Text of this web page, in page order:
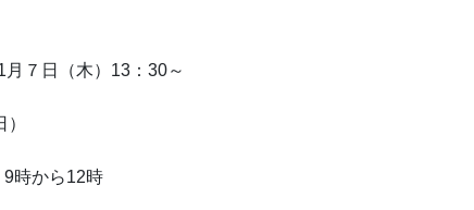
７日（木）13：30～
時から12時